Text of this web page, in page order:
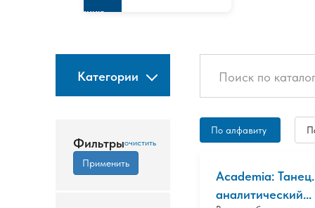
изданию
Категории
Фильтры
По алфавиту
Academia:
аналитический...